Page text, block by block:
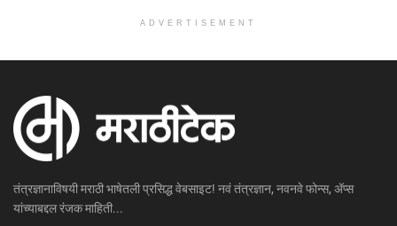
ADVERTISEMENT
तंत्रज्ञानाविषयी मराठी भाषेतली प्रसिद्ध वेबसाइट! नवं तंत्रज्ञान, नवनवे फोन्स, ॲप्स
यांच्याबद्दल रंजक माहिती...